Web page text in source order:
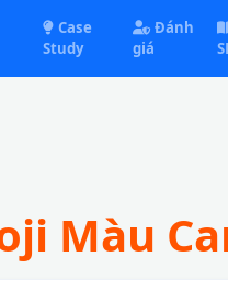
Case
Study
Đánh
giá
Màu